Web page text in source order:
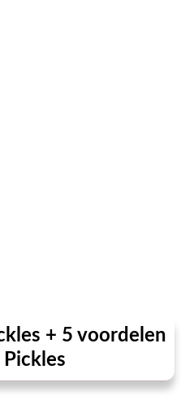
+ 5 voordelen